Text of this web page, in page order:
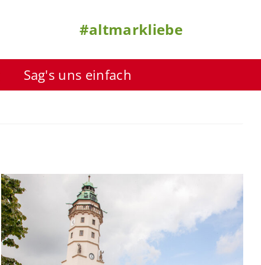
#altmarkliebe
Sag's uns einfach